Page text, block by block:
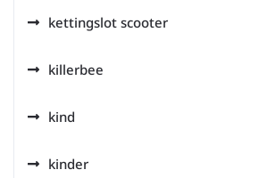
kettingslot scooter
killerbee
kind
kinder